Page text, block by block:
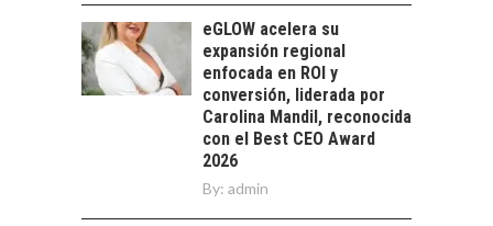
determinante en la
economía…
FINANCIAMIENTO
PARA PYMES EN
CHILE:
ALTERNATIVAS MÁS
ALLÁ DEL CRÉDITO
BANCARIO
Financiamiento para
pymes en Chile:
eGLOW acelera su
expansión regional
enfocada en ROI y
conversión, liderada por
Carolina Mandil, reconocida
con el Best CEO Award
2026
By: admin